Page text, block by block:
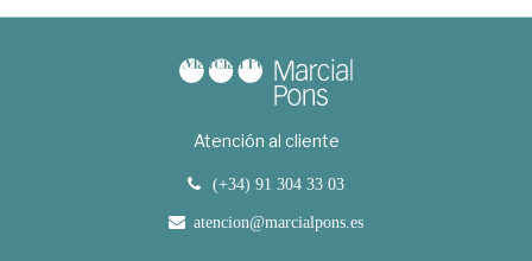
Atención al cliente
(+34) 91 304 33 03
atencion@marcialpons.es